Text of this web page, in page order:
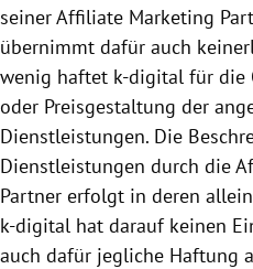
seiner Affiliate Marketing
übernimmt dafür auch
wenig haftet k-digital für die
oder Preisgestaltung der
Dienstleistungen. Die
Dienstleistungen durch die
Partner erfolgt in deren
k-digital hat darauf keinen
auch dafür jegliche Haftung